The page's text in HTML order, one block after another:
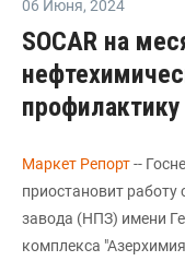
06 Июня, 2024
SOCAR на
профилактику
Маркет Репорт--
приостановит
завода (НПЗ) имени
комплекса